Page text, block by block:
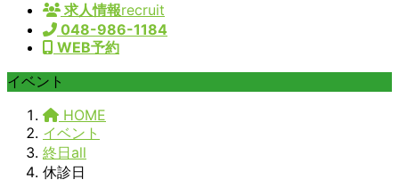
求人情報recruit
048-986-1184
WEB予約
イベント
HOME
イベント
終日all
休診日